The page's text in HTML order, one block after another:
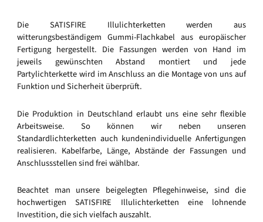
Die SATISFIRE Illulichterketten werden aus
witterungsbeständigem Gummi-Flachkabel aus europäischer
Fertigung hergestellt. Die Fassungen werden von Hand im
jeweils gewünschten Abstand montiert und jede
Partylichterkette wird im Anschluss an die Montage von uns auf
Funktion und Sicherheit überprüft.
Die Produktion in Deutschland erlaubt uns eine sehr flexible
Arbeitsweise. So können wir neben unseren
Standardlichterketten auch kundenindividuelle Anfertigungen
realisieren. Kabelfarbe, Länge, Abstände der Fassungen und
Anschlussstellen sind frei wählbar.
Beachtet man unsere beigelegten Pflegehinweise, sind die
hochwertigen SATISFIRE Illulichterketten eine lohnende
Investition, die sich vielfach auszahlt.